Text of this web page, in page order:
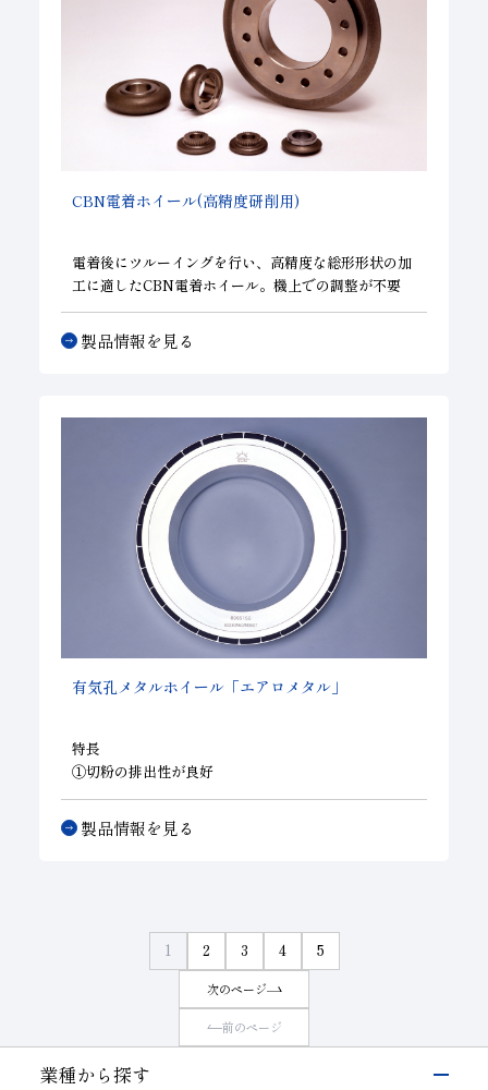
業種から探す
CBN電着ホイール(高精度研削用)
電着後にツルーイングを行い、高精度な総形形状の加
工に適したCBN電着ホイール。機上での調整が不要
で、Ra0.8μｍ以下、形状精度±0.005ｍｍを実現可
能。製品情報を見る
有気孔メタルホイール「エアロメタル」
特長
①切粉の排出性が良好
②安定した研削性を持つ
③耐摩耗性に優れ、長寿命
④電着ツルーアでのツルーイングが可能
製品情報を見る
前のページ
1 2 3 4 5
次のページ